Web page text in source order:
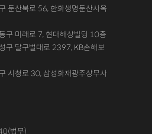
둔산북로 56, 한화생명둔산사옥
구 미래로 7, 현대해상빌딩 10층
구 달구벌대로 2397, KB손해보
시청로 30, 삼성화재광주상무사
법무)